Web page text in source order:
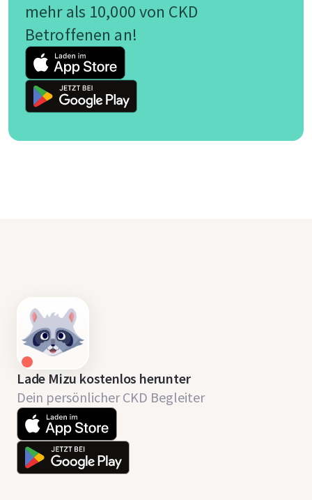
mehr als 10,000 von CKD
Betroffenen an!
Lade Mizu kostenlos herunter
Dein persönlicher CKD Begleiter